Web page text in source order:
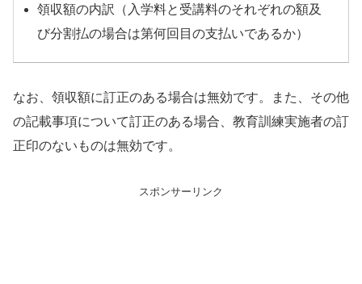
領収額の内訳（入学料と受講料のそれぞれの額及
び分割払の場合は第何回目の支払いであるか）
なお、領収額に訂正のある場合は無効です。また、その他
の記載事項について訂正のある場合、教育訓練実施者の訂
正印のないものは無効です。
スポンサーリンク